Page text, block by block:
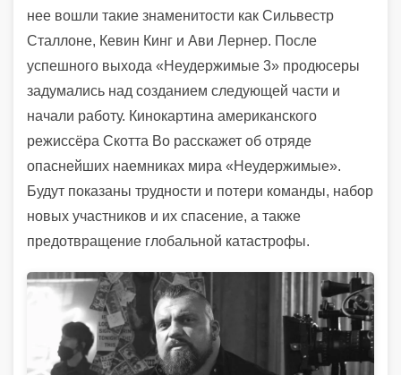
нее вошли такие знаменитости как Сильвестр
Сталлоне, Кевин Кинг и Ави Лернер. После
успешного выхода «Неудержимые 3» продюсеры
задумались над созданием следующей части и
начали работу. Кинокартина американского
режиссёра Скотта Во расскажет об отряде
опаснейших наемниках мира «Неудержимые».
Будут показаны трудности и потери команды, набор
новых участников и их спасение, а также
предотвращение глобальной катастрофы.